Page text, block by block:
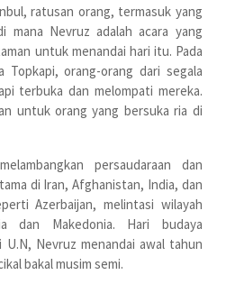
ratusan orang, termasuk yang
mana Nevruz adalah acara yang
untuk menandai hari itu. Pada
Topkapi, orang-orang dari segala
terbuka dan melompati mereka.
untuk orang yang bersuka ria di
persaudaraan dan
di Iran, Afghanistan, India, dan
Azerbaijan, melintasi wilayah
dan Makedonia. Hari budaya
Nevruz menandai awal tahun
bakal musim semi.